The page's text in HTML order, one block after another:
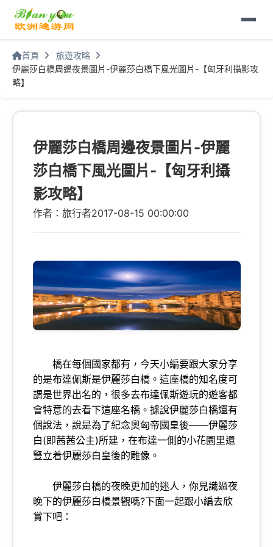
首頁
旅遊攻略
伊麗莎白橋周邊夜景圖片-伊麗莎白橋下風光圖片-【匈牙利攝影攻
略】
伊麗莎白橋周邊夜景圖片-伊麗
莎白橋下風光圖片-【匈牙利攝
影攻略】
作者：旅行者2017-08-15 00:00:00
橋在每個國家都有，今天小編要跟大家分享
的是布達佩斯是伊麗莎白橋。這座橋的知名度可
謂是世界出名的，很多去布達佩斯遊玩的遊客都
會特意的去看下這座名橋。據說伊麗莎白橋還有
個說法，說是為了紀念奧匈帝國皇後——伊麗莎
白(即茜茜公主)所建，在布達一側的小花園里還
豎立着伊麗莎白皇後的雕像。
伊麗莎白橋的夜晚更加的迷人，你見識過夜
晚下的伊麗莎白橋景觀嗎?下面一起跟小編去欣
賞下吧：